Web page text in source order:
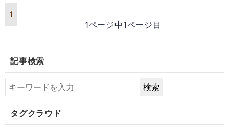
1
1ページ中1ページ目
記事検索
タグクラウド